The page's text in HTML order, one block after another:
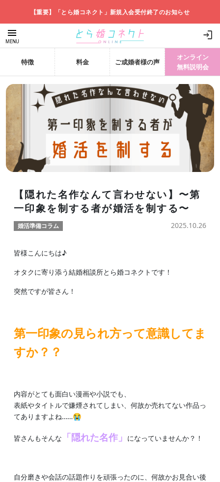
【重要】「とら婚コネクト」新規入会受付終了のお知らせ
menu
MENU login
特徴 料金 ご成婚者様の声
オンライン
無料説明会
【隠れた名作なんて言わせない】〜第
一印象を制する者が婚活を制する〜
婚活準備コラム 2025.10.26
皆様こんにちは♪
オタクに寄り添う結婚相談所とら婚コネクトです！
突然ですが皆さん！
第一印象の見られ方って意識してま
すか？？
内容がとても面白い漫画や小説でも、
表紙やタイトルで嫌煙されてしまい、何故か売れてない作品っ
てありますよね……😭
皆さんもそんな 「隠れた名作」 になっていませんか？！
自分磨きや会話の話題作りを頑張ったのに、何故かお見合い後